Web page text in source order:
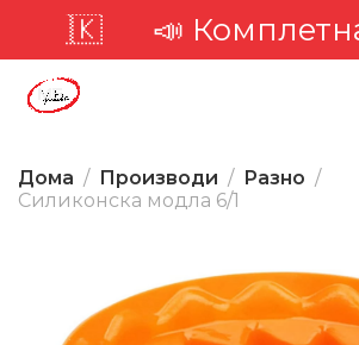
достава
Дома Производи
Разно
Силиконска модла 6/1